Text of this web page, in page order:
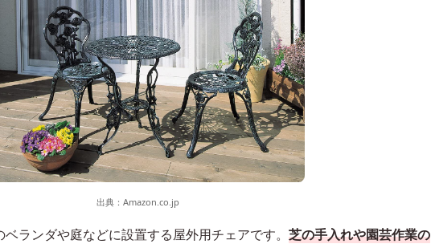
出典： Amazon.co.jp
ランダや庭などに設置する屋外用チェアです。 芝の手入れや園芸作業の